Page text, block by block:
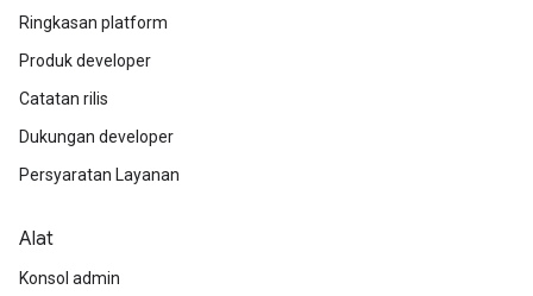
Ringkasan platform
Produk developer
Catatan rilis
Dukungan developer
Persyaratan Layanan
Alat
Konsol admin